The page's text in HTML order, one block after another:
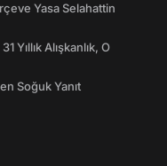
Yasa Selahattin
Yıllık Alışkanlık, O
Soğuk Yanıt